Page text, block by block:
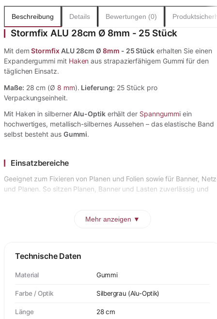
Beschreibung Details Bewertungen (0)
Stormfix ALU 28cm Ø 8mm - 25 Stück
Mit demStormfixALU 28cm Ø8mm - 25 Stück erhalten Sie einen
Expandergummi mit Haken aus strapazierfähigem Gummi für den
täglichen Einsatz.
Maße: 28 cm (Ø 8 mm). Lieferung: 25 Stück pro
Verpackungseinheit.
Mit Haken in silbernerAlu-Optikerhält der Spanngummi ein
hochwertiges, metallisch-silbernes Aussehen – das elastische Band
selbst besteht aus Gummi.
Einsatzbereiche
Geeignet zum Fixieren von Planen und Folien sowie für Banner,
und Planen. So sitzen Planen, Banner und Lasten zuverlässig und
Mehr anzeigen ▼
Technische Daten
Material Gummi
Farbe / Optik Silbergrau (Alu-Optik)
Länge 28 cm